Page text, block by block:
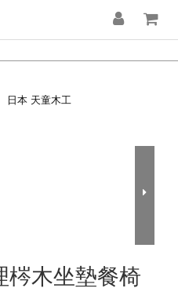
日本 天童木工
梣木坐墊餐椅